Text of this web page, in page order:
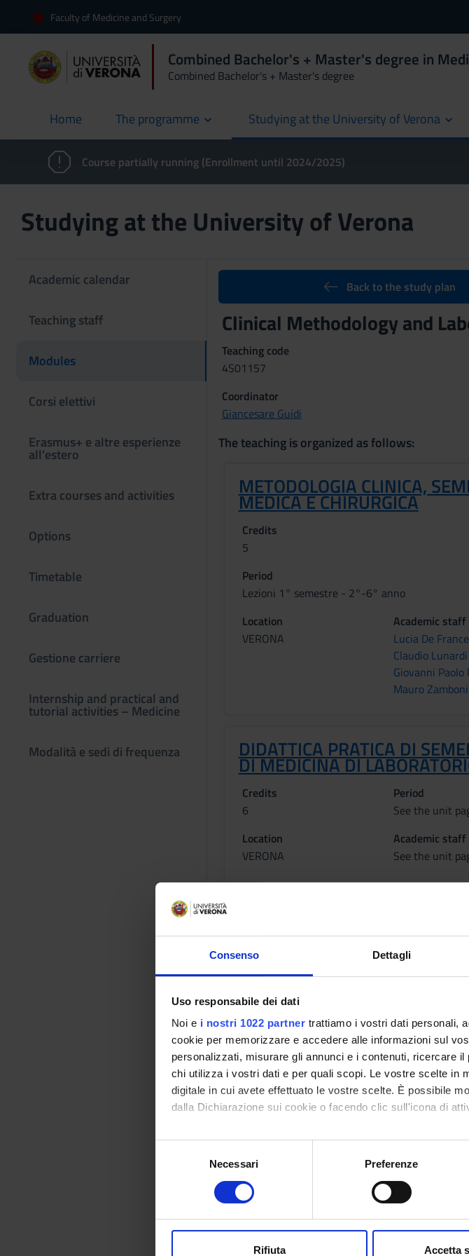
Consenso Dettagli
Uso responsabile dei dati
Noi e i nostri 1022 partner trattiamo i vostri dati personali,
cookie per memorizzare e accedere alle informazioni sul
personalizzati, misurare gli annunci e i contenuti, ricercare
chi utilizza i vostri dati e per quali scopi. Le vostre scelte in
digitale in cui avete effettuato le vostre scelte. È possibile
dalla Dichiarazione sui cookie o facendo clic sull'icona di
Con il tuo consenso, vorremmo anche:
raccogliere informazioni sulla tua posizione
digitali).
modificare o ritirare il tuo consenso in qualsiasi momento
Necessari Preferenze
Rifiuta Accetta
Faculty of Medicine and Surgery
Combined Bachelor's + Master's degree in
Combined Bachelor's + Master's degree
Home
current The programme Studying at the University of Verona
Course partially running (Enrollment until 2024/2025)
Studying at the University of Verona
Academic calendar
Teaching staff
Modules
Corsi elettivi
Erasmus+ e altre esperienze
all'estero
Extra courses and activities
Options
Timetable
Graduation
Gestione carriere
Internship and practical and
tutorial activities – Medicine
Modalità e sedi di frequenza
Back to the study plan
Clinical Methodology and
Teaching code
4S01157
Coordinator
Giancesare Guidi
The teaching is organized as follows:
METODOLOGIA CLINICA,
MEDICA E CHIRURGICA
Credits
5
Period
Lezioni 1° semestre - 2°-6° anno
Location
VERONA
Academic staff
Lucia De
Claudio Lunardi
Giovanni Paolo
Mauro Zamboni
DIDATTICA PRATICA DI
DI MEDICINA DI
Credits
6
Period
See the unit
Location
VERONA
Academic staff
See the unit
Learning outcomes
Module: BIOCHIMICA CLINICA - MEDICINA DI
-------
Module: METODOLOGIA CLINICA, SEMEIOTICA
-------
Module: DIDATTICA PRATICA DI SEMEIOTICA, DI
Program
Module: BIOCHIMICA CLINICA - MEDICINA DI
-------